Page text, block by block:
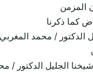
المزمن
كما ذكرنا
الدكتور / محمد
الجليل الدكتور /